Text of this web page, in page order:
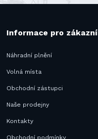
Informace pro
Náhradní plnění
Volná místa
Obchodní zástupci
Naše prodejny
Kontakty
Obchodní podmínky